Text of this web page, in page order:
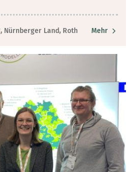
Nürnberger Land, Roth Mehr